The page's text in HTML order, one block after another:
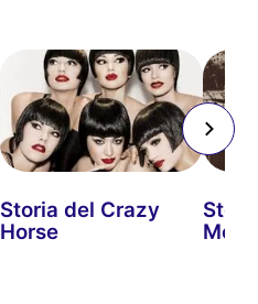
Storia del Crazy
Horse